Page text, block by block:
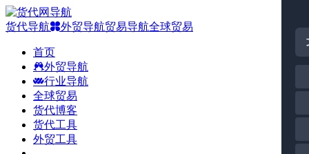
货代导航 外贸导航贸易导航全球贸易
首页
外贸导航
行业导航
全球贸易
货代博客
货代工具
外贸工具